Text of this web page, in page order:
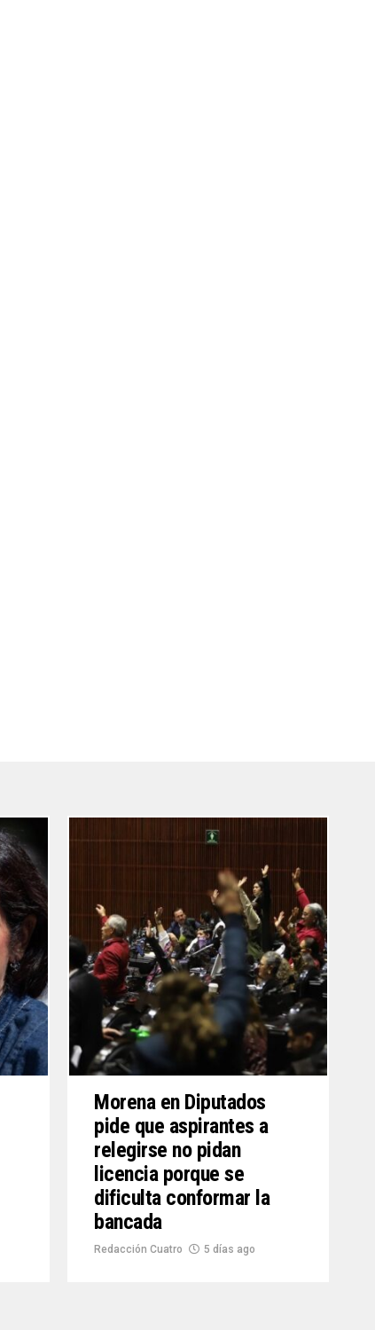
Morena en Diputados
pide que aspirantes a
relegirse no pidan
licencia porque se
dificulta conformar la
bancada
Redacción Cuatro 5 días ago